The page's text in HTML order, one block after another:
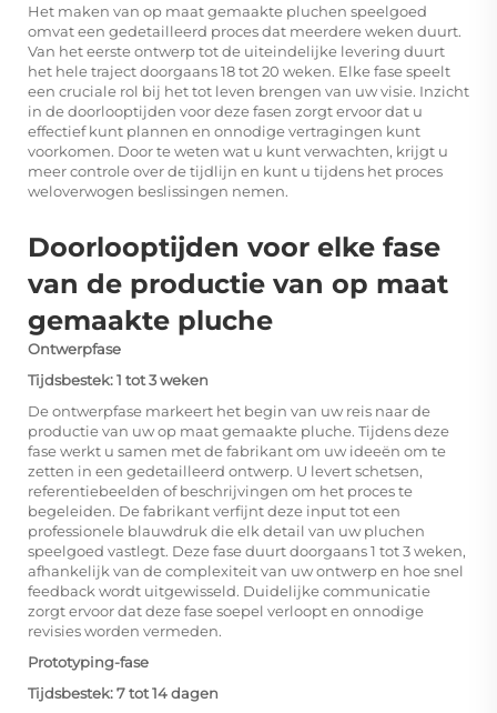
Het maken van op maat gemaakte pluchen speelgoed
omvat een gedetailleerd proces dat meerdere weken duurt.
Van het eerste ontwerp tot de uiteindelijke levering duurt
het hele traject doorgaans 18 tot 20 weken. Elke fase speelt
een cruciale rol bij het tot leven brengen van uw visie. Inzicht
in de doorlooptijden voor deze fasen zorgt ervoor dat u
effectief kunt plannen en onnodige vertragingen kunt
voorkomen. Door te weten wat u kunt verwachten, krijgt u
meer controle over de tijdlijn en kunt u tijdens het proces
weloverwogen beslissingen nemen.
Doorlooptijden voor elke fase
van de productie van op maat
gemaakte pluche
Ontwerpfase
Tijdsbestek: 1 tot 3 weken
De ontwerpfase markeert het begin van uw reis naar de
productie van uw op maat gemaakte pluche. Tijdens deze
fase werkt u samen met de fabrikant om uw ideeën om te
zetten in een gedetailleerd ontwerp. U levert schetsen,
referentiebeelden of beschrijvingen om het proces te
begeleiden. De fabrikant verfijnt deze input tot een
professionele blauwdruk die elk detail van uw pluchen
speelgoed vastlegt. Deze fase duurt doorgaans 1 tot 3 weken,
afhankelijk van de complexiteit van uw ontwerp en hoe snel
feedback wordt uitgewisseld. Duidelijke communicatie
zorgt ervoor dat deze fase soepel verloopt en onnodige
revisies worden vermeden.
Prototyping-fase
Tijdsbestek: 7 tot 14 dagen